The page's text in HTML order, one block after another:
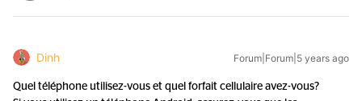
Dinh Forum|Forum|5 years ago
Quel téléphone utilisez-vous et quel forfait cellulaire avez-vous?